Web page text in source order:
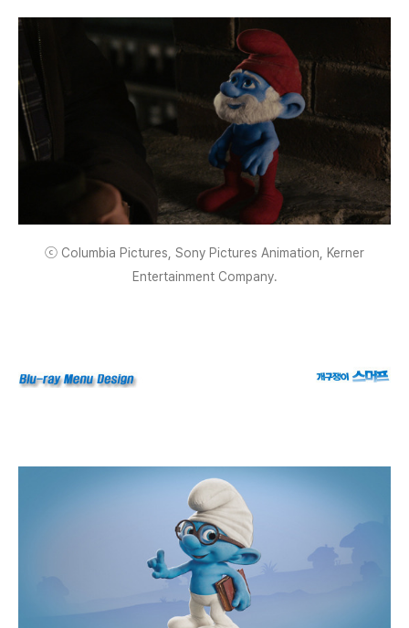
ⓒ Columbia Pictures, Sony Pictures Animation, Kerner
Entertainment Company.